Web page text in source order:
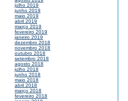
julho 2019
junho 2019
maio 2019
abril 2019
março 2019
fevereiro 2019
janeiro 2019
dezembro 2018
novembro 2018
outubro 2018
setembro 2018
agosto 2018
julho 2018
junho 2018
maio 2018
abril 2018
março 2018
fevereiro 2018